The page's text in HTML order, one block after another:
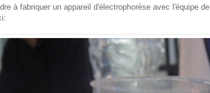
à fabriquer un appareil d'électrophorèse avec l'équipe de